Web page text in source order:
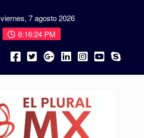
viernes, 7 agosto 2026
6:16:26 PM